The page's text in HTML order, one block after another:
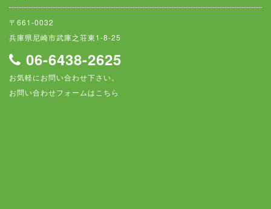
〒661-0032
兵庫県尼崎市武庫之荘東1-8-25
06-6438-2625
お気軽にお問い合わせ下さい。
お問い合わせフォームはこちら